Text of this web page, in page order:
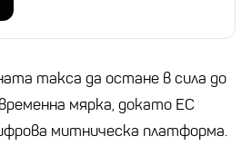
такса да остане в сила до
мярка, докато ЕС
митническа платформа.